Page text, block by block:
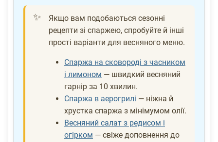
Якщо вам подобаються сезонні
рецепти зі спаржею, спробуйте й інші
прості варіанти для весняного меню.
Спаржа на сковороді з часником
і лимоном — швидкий весняний
гарнір за 10 хвилин.
Спаржа в аерогрилі — ніжна й
хрустка спаржа з мінімумом олії.
Весняний салат з редисом і
огірком — свіже доповнення до